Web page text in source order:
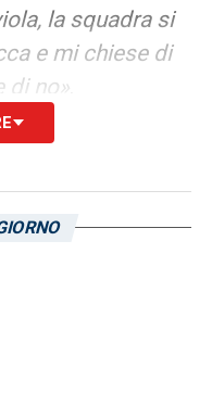
la squadra si
e mi chiese di
di no».